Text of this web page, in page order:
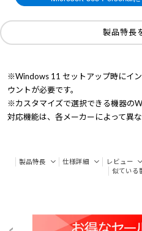
製品特長
※Windows 11 セットアップ時にイ
ウントが必要です。
※カスタマイズで選択できる機器の
対応機能は、各メーカーによって異な
製品特長 仕様詳細 レビュー
似ている